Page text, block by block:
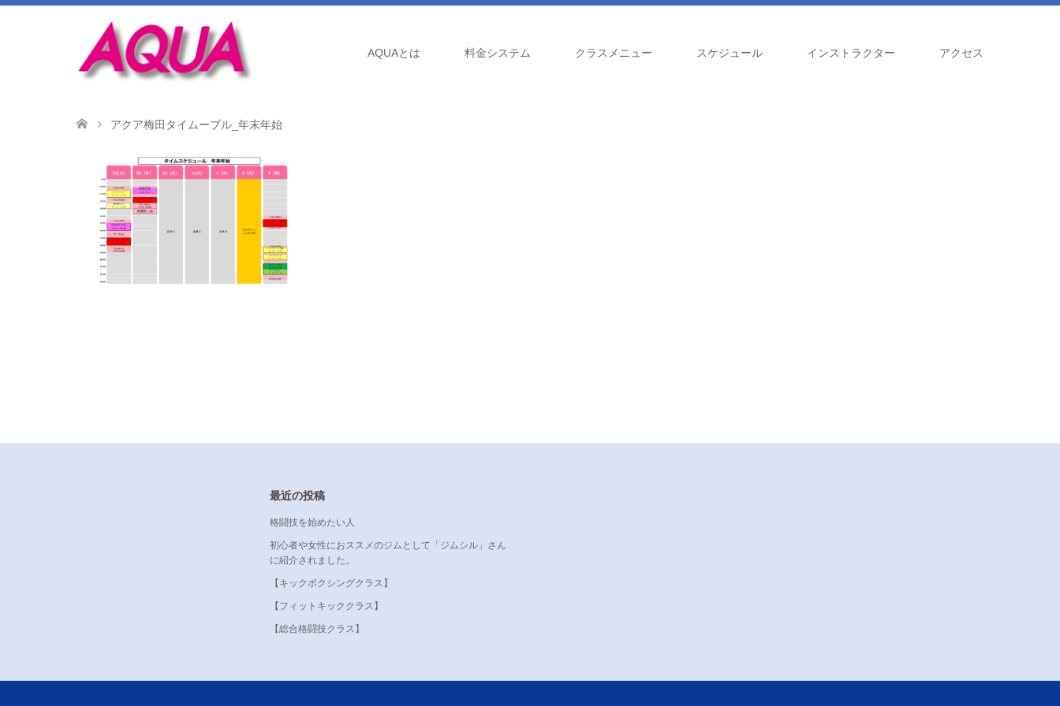
AQUAとは 料金システム クラスメニュー スケジュール インストラクター アクセス
アクア梅田タイムーブル_年末年始
最近の投稿
格闘技を始めたい人
初心者や女性におススメのジムとして「ジムシル」さん
に紹介されました。
【キックボクシングクラス】
【フィットキッククラス】
【総合格闘技クラス】